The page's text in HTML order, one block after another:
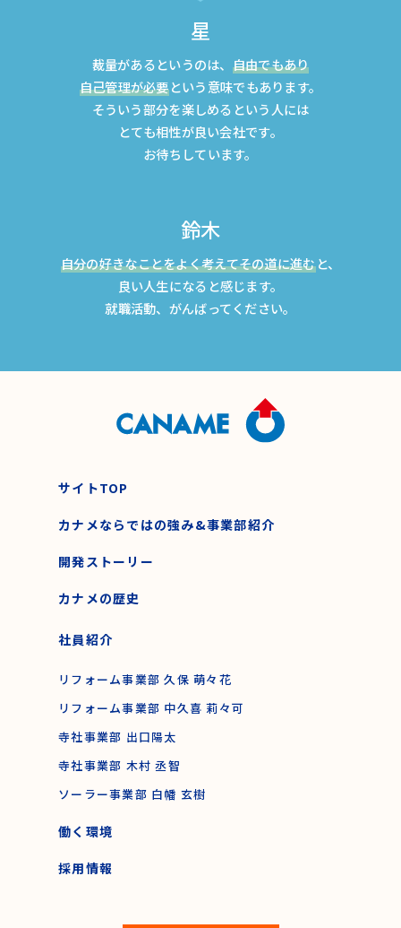
星
裁量があるというのは、 自由でもあり
自己管理が必要という意味でもあります。
そういう部分を楽しめるという人には
とても相性が良い会社です。
お待ちしています。
鈴木
自分の好きなことをよく考えてその道に進むと、
良い人生になると感じます。
就職活動、がんばってください。
サイトTOP
カナメならではの強み&事業部紹介
開発ストーリー
カナメの歴史
社員紹介
リフォーム事業部 久保 萌々花
リフォーム事業部 中久喜 莉々可
寺社事業部 出口陽太
寺社事業部 木村 丞智
ソーラー事業部 白幡 玄樹
働く環境
採用情報